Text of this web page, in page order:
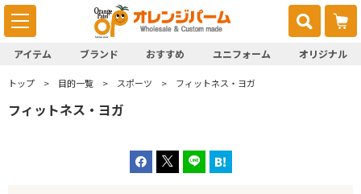
アイテム ブランド おすすめ ユニフォーム オリジナル
トップ 目的一覧 スポーツ フィットネス・ヨガ
フィットネス・ヨガ